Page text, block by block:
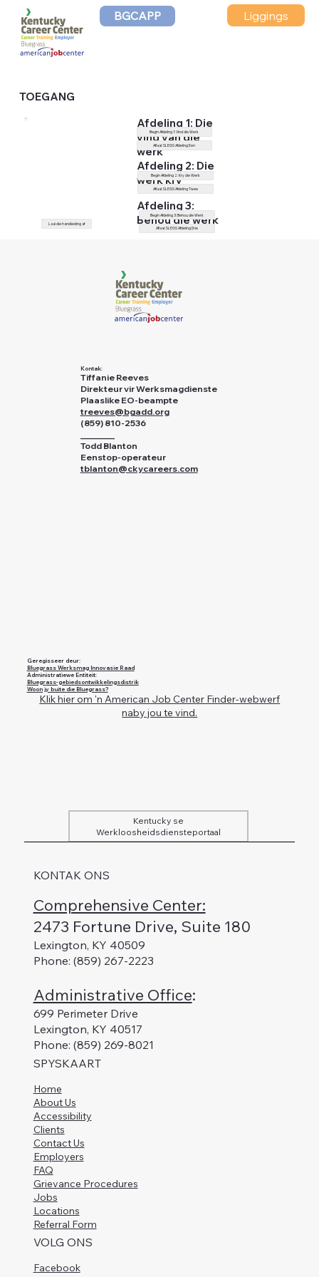
BGCAPP Liggings
TOEGANG
Laai die handleiding af
Afdeling 1: Die
vind van die
werk
Begin Afdeling 1: Vind die Werk
Aflaai: SLEGS Afdeling Een
Afdeling 2: Die
werk kry
Begin Afdeling 2: Kry die Werk
Aflaai: SLEGS Afdeling Twee
Afdeling 3:
Behou die werk
Begin Afdeling 3: Behou die Werk
Aflaai: SLEGS Afdeling Drie
Kontak:
Tiffanie Reeves
Direkteur vir Werksmagdienste
Plaaslike EO-beampte
treeves@bgadd.org
(859) 810-2536
Todd Blanton
Eenstop-operateur
tblanton@ckycareers.com
Kentucky se
Werkloosheidsdiensteportaal
Geregisseer deur:
Bluegrass Werksmag Innovasie Raad
Administratiewe Entiteit:
Bluegrass-gebiedsontwikkelingsdistrik
Woon jy buite die Bluegrass?
Klik hier om 'n American Job Center Finder-webwerf
naby jou te vind.
KONTAK ONS
Comprehensive Center:
2473 Fortune Drive, Suite 180
Lexington, KY 40509
Phone: (859) 267-2223
Administrative Office:
699 Perimeter Drive
Lexington, KY 40517
Phone: (859) 269-8021
SPYSKAART
Home
About Us
Accessibility
Clients
Contact Us
Employers
FAQ
Grievance Procedures
Jobs
Locations
Referral Form
VOLG ONS
Facebook